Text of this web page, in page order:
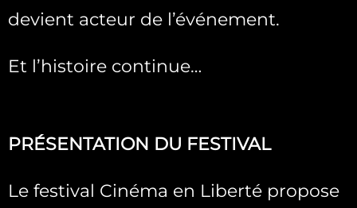
devient acteur de l’événement.
Et l’histoire continue…
PRÉSENTATION DU FESTIVAL
Le festival Cinéma en Liberté propose